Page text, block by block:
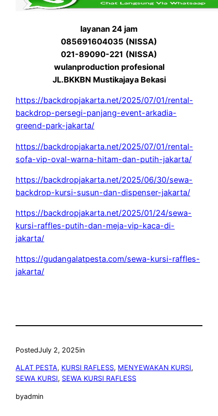
layanan 24 jam
085691604035 (NISSA)
021-89090-221 (NISSA)
wulanproduction profesional
JL.BKKBN Mustikajaya Bekasi
https://backdropjakarta.net/2025/07/01/rental-
backdrop-persegi-panjang-event-arkadia-
greend-park-jakarta/
https://backdropjakarta.net/2025/07/01/rental-
sofa-vip-oval-warna-hitam-dan-putih-jakarta/
https://backdropjakarta.net/2025/06/30/sewa-
backdrop-kursi-susun-dan-dispenser-jakarta/
https://backdropjakarta.net/2025/01/24/sewa-
kursi-raffles-putih-dan-meja-vip-kaca-di-
jakarta/
https://gudangalatpesta.com/sewa-kursi-raffles-
jakarta/
PostedJuly 2, 2025in
ALAT PESTA, KURSI RAFLESS, MENYEWAKAN KURSI
SEWA KURSI, SEWA KURSI RAFLESS
byadmin